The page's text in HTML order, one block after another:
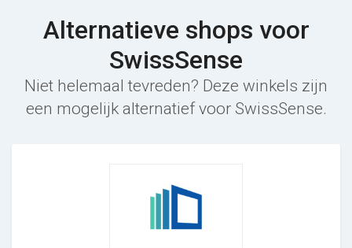
Alternatieve shops voor
SwissSense
Niet helemaal tevreden? Deze winkels zijn
een mogelijk alternatief voor SwissSense.